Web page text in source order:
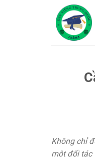
Không chỉ
một đối tác